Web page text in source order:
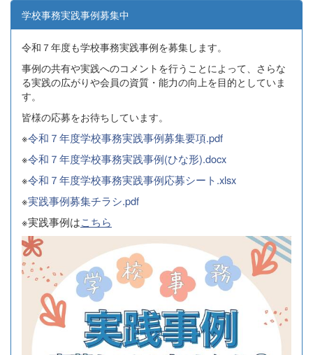
学校事務実践事例募集中
令和７年度も学校事務実践事例を募集します。
事例の共有や実践へのコメントを行うことによって、さらな
る実践の広がりや会員の資質・能力の向上を目的としていま
す。
皆様の応募をお待ちしています。
※令和７年度学校事務実践事例募集要項.pdf
※令和７年度学校事務実践事例(ひな形).docx
※令和７年度学校事務実践事例応募シート.xlsx
※実践事例募集チラシ.pdf
※実践事例はこちら